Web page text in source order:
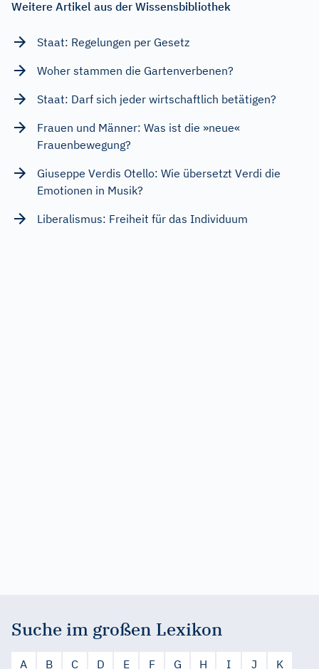
Weitere Artikel aus der Wissensbibliothek
Staat: Regelungen per Gesetz
Woher stammen die Gartenverbenen?
Staat: Darf sich jeder wirtschaftlich betätigen?
Frauen und Männer: Was ist die »neue«
Frauenbewegung?
Giuseppe Verdis Otello: Wie übersetzt Verdi die
Emotionen in Musik?
Liberalismus: Freiheit für das Individuum
Suche im großen Lexikon
A B C D E F G H I J K